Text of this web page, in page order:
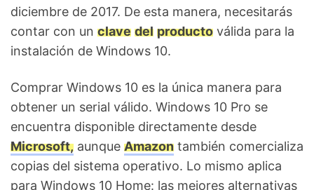
diciembre de 2017. De esta manera, necesitarás
contar con un clave del producto válida para la
instalación de Windows 10.
Comprar Windows 10 es la única manera para
obtener un serial válido. Windows 10 Pro se
encuentra disponible directamente desde
Microsoft, aunque Amazon también comercializa
copias del sistema operativo. Lo mismo aplica
para Windows 10 Home: las mejores alternativas